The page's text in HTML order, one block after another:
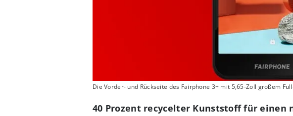
Die Vorder- und Rückseite des Fairphone 3+ mit 5,65-Zoll großem
40 Prozent recycelter Kunststoff für einen